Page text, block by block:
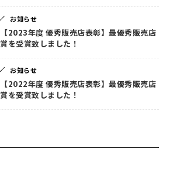
お知らせ
【2023年度 優秀販売店表彰】最優秀販売店
賞を受賞致しました！
お知らせ
【2022年度 優秀販売店表彰】最優秀販売店
賞を受賞致しました！